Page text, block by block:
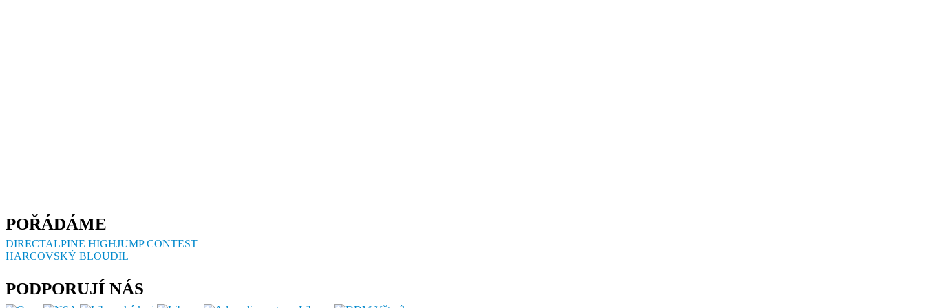
POŘÁDÁME
DIRECTALPINE HIGHJUMP CONTEST
HARCOVSKÝ BLOUDIL
PODPORUJÍ NÁS